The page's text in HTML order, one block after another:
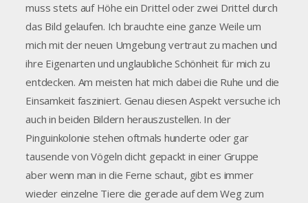
muss stets auf Höhe ein Drittel oder zwei Drittel durch
das Bild gelaufen. Ich brauchte eine ganze Weile um
mich mit der neuen Umgebung vertraut zu machen und
ihre Eigenarten und unglaubliche Schönheit für mich zu
entdecken. Am meisten hat mich dabei die Ruhe und die
Einsamkeit fasziniert. Genau diesen Aspekt versuche ich
auch in beiden Bildern herauszustellen. In der
Pinguinkolonie stehen oftmals hunderte oder gar
tausende von Vögeln dicht gepackt in einer Gruppe
aber wenn man in die Ferne schaut, gibt es immer
wieder einzelne Tiere die gerade auf dem Weg zum